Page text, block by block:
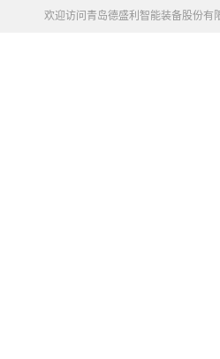
欢迎访问青岛德盛利智能装备股份有